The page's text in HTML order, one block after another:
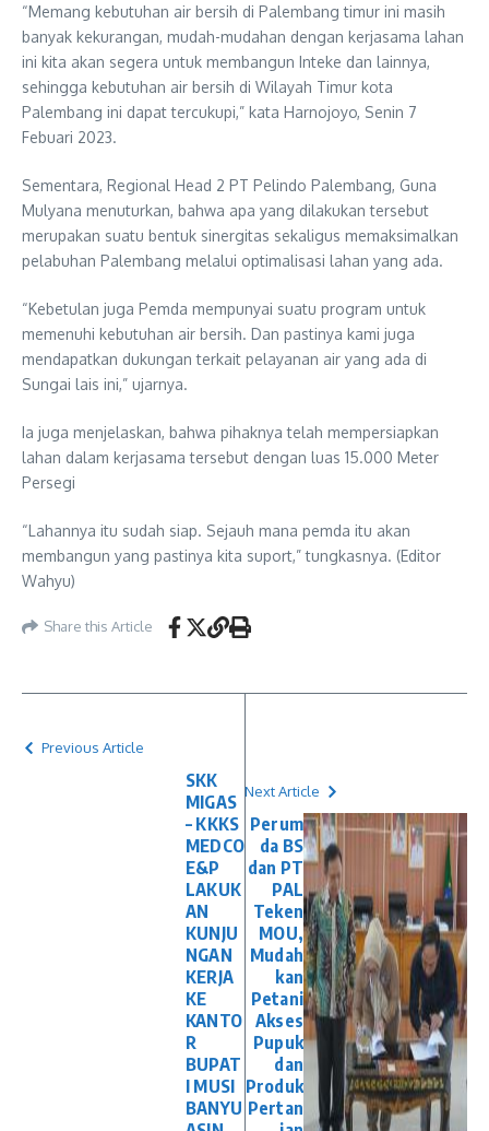
“Memang kebutuhan air bersih di Palembang timur ini masih
banyak kekurangan, mudah-mudahan dengan kerjasama lahan
ini kita akan segera untuk membangun Inteke dan lainnya,
sehingga kebutuhan air bersih di Wilayah Timur kota
Palembang ini dapat tercukupi,” kata Harnojoyo, Senin 7
Febuari 2023.
Sementara, Regional Head 2 PT Pelindo Palembang, Guna
Mulyana menuturkan, bahwa apa yang dilakukan tersebut
merupakan suatu bentuk sinergitas sekaligus memaksimalkan
pelabuhan Palembang melalui optimalisasi lahan yang ada.
“Kebetulan juga Pemda mempunyai suatu program untuk
memenuhi kebutuhan air bersih. Dan pastinya kami juga
mendapatkan dukungan terkait pelayanan air yang ada di
Sungai lais ini,” ujarnya.
Ia juga menjelaskan, bahwa pihaknya telah mempersiapkan
lahan dalam kerjasama tersebut dengan luas 15.000 Meter
Persegi
“Lahannya itu sudah siap. Sejauh mana pemda itu akan
membangun yang pastinya kita suport,” tungkasnya. (Editor
Wahyu)
Share this Article
Previous Article
SKK
MIGAS
– KKKS
MEDCO
E&P
LAKUK
AN
KUNJU
NGAN
KERJA
KE
KANTO
R
BUPAT
I MUSI
BANYU
Next Article
Perum
da BS
dan PT
PAL
Teken
MOU,
Mudah
kan
Petani
Akses
Pupuk
dan
Produk
Pertan